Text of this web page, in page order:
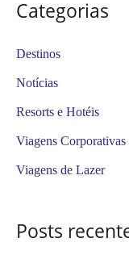
q
u
p
r
Categorias
Destinos
Notícias
Resorts e Hotéis
Viagens Corporativas
Viagens de Lazer
Posts